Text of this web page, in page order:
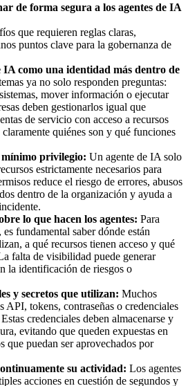
de forma segura a los agentes de IA
que requieren reglas claras,
puntos clave para la gobernanza de
IA como una identidad más dentro de
ya no solo responden preguntas:
mover información o ejecutar
deben gestionarlos igual que
de servicio con acceso a recursos
quiénes son y qué funciones
privilegio: Un agente de IA solo
estrictamente necesarios para
reduce el riesgo de errores, abusos
dentro de la organización y ayuda a
lo que hacen los agentes: Para
fundamental saber dónde están
a qué recursos tienen acceso y qué
falta de visibilidad puede generar
la identificación de riesgos o
y secretos que utilizan: Muchos
API, tokens, contraseñas o credenciales
credenciales deben almacenarse y
evitando que queden expuestas en
que puedan ser aprovechados por
su actividad: Los agentes
acciones en cuestión de segundos y